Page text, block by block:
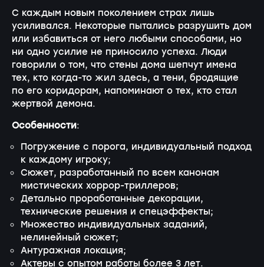
С каждым новым поколением страх лишь
усиливался. Некоторые пытались разрушить дом
или избавиться от него любыми способами, но
ни одно усилие не приносило успеха. Люди
говорили о том, что стены дома шепчут имена
тех, кто когда-то жил здесь, а тени, бродящие
по его коридорам, напоминают о тех, кто стал
жертвой демона.
Особенности:
Погружение с порога, индивидуальный подход
к каждому игроку;
Сюжет, разработанный по всем канонам
мистических хоррор-триллеров;
Детально проработанные декорации,
технические решения и спецэффекты;
Множество индивидуальных заданий,
нелинейный сюжет;
Антуражная локация;